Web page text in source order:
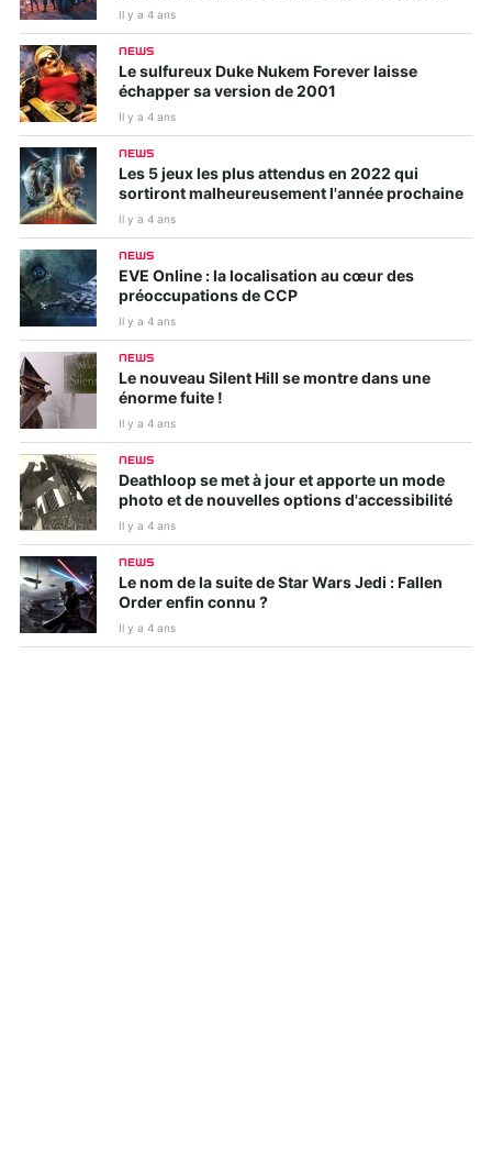
Il y a 4 ans
NEWS
Le sulfureux Duke Nukem Forever laisse
échapper sa version de 2001
Il y a 4 ans
NEWS
Les 5 jeux les plus attendus en 2022 qui
sortiront malheureusement l'année prochaine
Il y a 4 ans
NEWS
EVE Online : la localisation au cœur des
préoccupations de CCP
Il y a 4 ans
NEWS
Le nouveau Silent Hill se montre dans une
énorme fuite !
Il y a 4 ans
NEWS
Deathloop se met à jour et apporte un mode
photo et de nouvelles options d'accessibilité
Il y a 4 ans
NEWS
Le nom de la suite de Star Wars Jedi : Fallen
Order enfin connu ?
Il y a 4 ans